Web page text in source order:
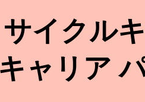
イクル
ャリア